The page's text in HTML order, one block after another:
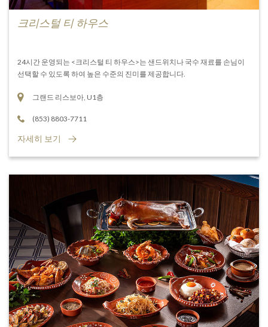
크리스털 티 하우스
24시간 운영되는 <크리스털 티 하우스>는 샌드위치나 국수 재료를 손님이
선택할 수 있도록 하여 높은 수준의 진미를 제공합니다.
그랜드 리스보아, U1층
(853) 8803-7711
자세히 보기